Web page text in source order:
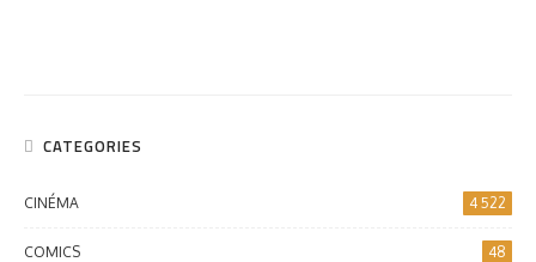
CATEGORIES
CINÉMA 4 522
COMICS 48